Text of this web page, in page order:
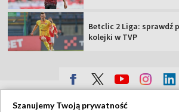
Betclic 2 Liga: sprawdź
kolejki w TVP
Szanujemy Twoją prywatność